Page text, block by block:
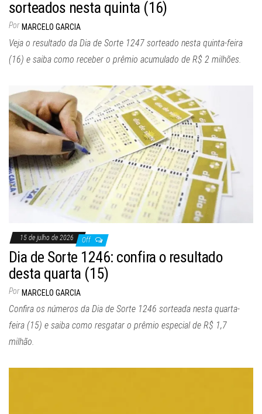
sorteados nesta quinta (16)
Por MARCELO GARCIA
Veja o resultado da Dia de Sorte 1247 sorteado nesta quinta-feira
(16) e saiba como receber o prêmio acumulado de R$ 2 milhões.
15 de julho de 2026 Off
Dia de Sorte 1246: confira o resultado
desta quarta (15)
Por MARCELO GARCIA
Confira os números da Dia de Sorte 1246 sorteada nesta quarta-
feira (15) e saiba como resgatar o prêmio especial de R$ 1,7
milhão.